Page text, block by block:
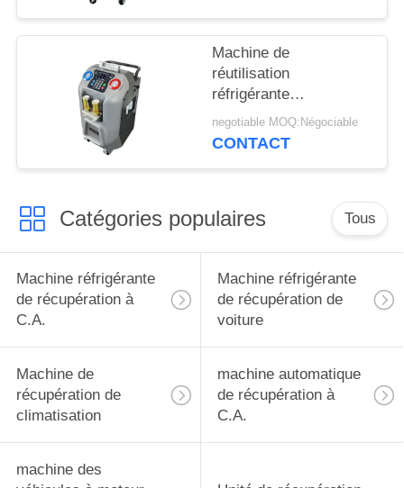
Machine de
réutilisation
réfrigérante
automatique de
machine réfrigérante
negotiable MOQ:Négociable
CONTACT
Catégories populaires Tous
Machine réfrigérante
de récupération à
C.A.
Machine réfrigérante
de récupération de
voiture
Machine de
récupération de
climatisation
machine automatique
de récupération à
C.A.
machine des